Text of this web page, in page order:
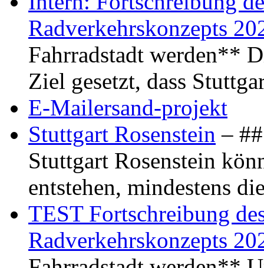
Radverkehrskonzepts
Fahrradstadt werden**
Ziel gesetzt, dass
E-Mailersand-projekt
Stuttgart Rosenstein –
Stuttgart Rosenstein
entstehen, mindestens
TEST Fortschreibung
Radverkehrskonzepts